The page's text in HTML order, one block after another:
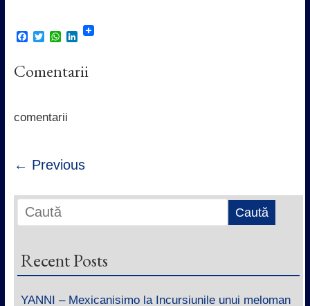
F
e
b
k
T
t
t
W
t
s
p
L
k
e
Comentarii
comentarii
← Previous
Recent Posts
YANNI – Mexicanisimo la Incursiunile unui meloman